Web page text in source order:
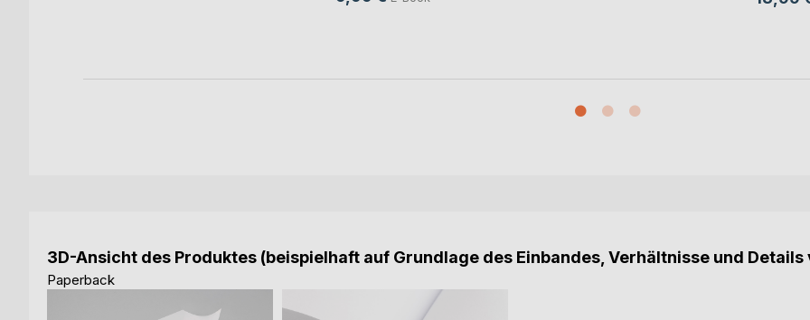
3D-Ansicht des Produktes (beispielhaft auf Grundlage des Einbandes, Verhältnisse und
Paperback